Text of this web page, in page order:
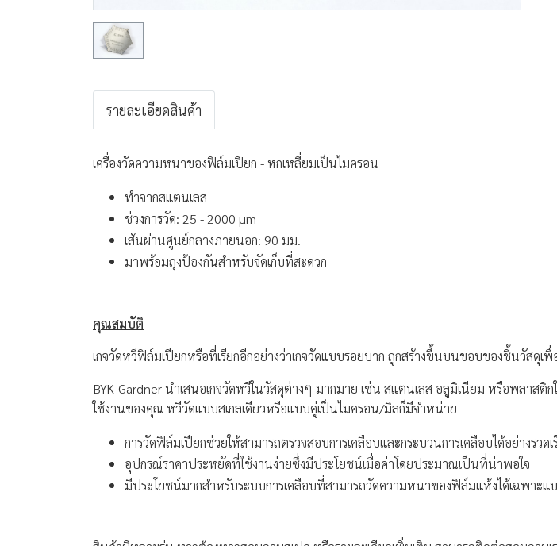
รายละเอียดสินค้า
เครื่องวัดความหนาของฟิล์มเปียก - หกเหลี่ยมเป็นไมครอน
ทำจากสแตนเลส
ช่วงการวัด: 25 - 2000 µm
เส้นผ่านศูนย์กลางภายนอก: 90 มม.
มาพร้อมถุงป้องกันสำหรับจัดเก็บที่สะดวก
คุณสมบัติ
เกจวัดหวีฟิล์มเปียกหรือที่เรียกอีกอย่างว่าเกจวัดแบบรอยบาก ถูกสร้างขึ้นบนขอบของชิ้นวัสดุเ
BYK-Gardner นำเสนอเกจวัดหวีในวัสดุต่างๆ มากมาย เช่น สแตนเลส อลูมิเนียม หรือพลา
ใช้งานของคุณ หวีวัดแบบสเกลเดียวหรือแบบคู่เป็นไมครอน/มิลก็มีจำหน่าย
การวัดฟิล์มเปียกช่วยให้สามารถตรวจสอบการเคลือบและกระบวนการเคลือบได้อย่างรวด
อุปกรณ์ราคาประหยัดที่ใช้งานง่ายซึ่งมีประโยชน์เมื่อค่าโดยประมาณเป็นที่น่าพอใจ
มีประโยชน์มากสำหรับระบบการเคลือบที่สามารถวัดความหนาของฟิล์มแห้งได้เฉพาะแ